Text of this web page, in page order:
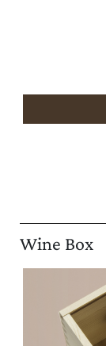
Wine Box